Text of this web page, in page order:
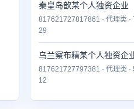
秦皇岛歆某个人独资企业
817621727817861 · 代理类
29
乌兰察布精某个人独资企
817621727797381 · 代理类
12